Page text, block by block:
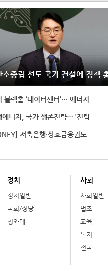
소중립 선도 국가 건설에 정책
블랙홀 ‘데이터센터’… 에너지
에너지, 국가 생존전략… ‘전력
저축은행·상호금융권도
정치
정치일반
국회/정당
청와대
사회
사회일반
법조
교육
복지
전국